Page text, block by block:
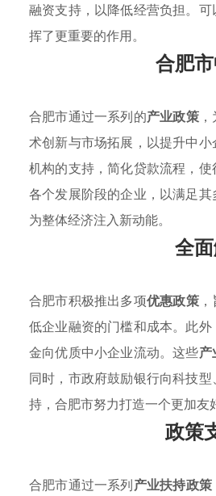
融资支持，以降低经营负担。
挥了更重要的作用。
合肥
合肥市通过一系列的产业政策，
术创新与市场拓展，以提升中
机构的支持，简化贷款流程，
各个发展阶段的企业，以满足
为整体经济注入新动能。
全
合肥市积极推出多项优惠政策，
低企业融资的门槛和成本。此
金向优质中小企业流动。这些产
同时，市政府鼓励银行向科技
持，合肥市努力打造一个更加
政策
合肥市通过一系列产业扶持政策